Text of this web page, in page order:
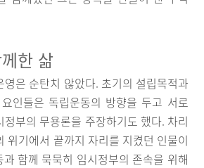
한 삶
은 순탄치 않았다. 초기의 설립목적과
인들은 독립운동의 방향을 두고 서로
부의 무용론을 주장하기도 했다. 차리
위기에서 끝까지 자리를 지켰던 인물이
함께 묵묵히 임시정부의 존속을 위해